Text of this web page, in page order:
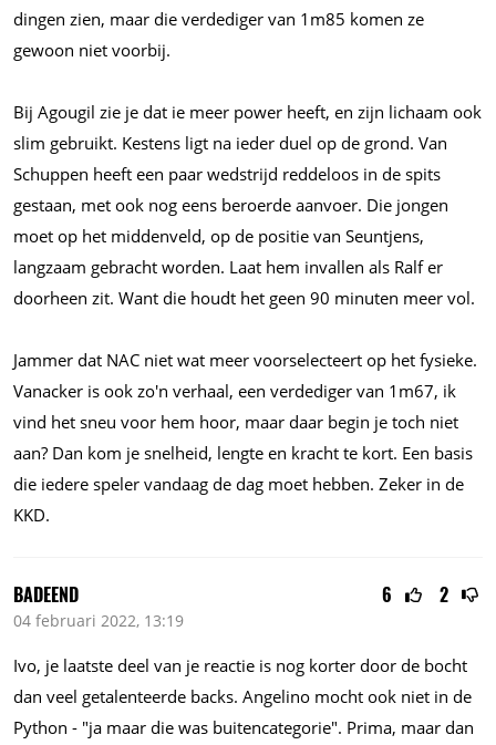
dingen zien, maar die verdediger van 1m85 komen ze
gewoon niet voorbij.
Bij Agougil zie je dat ie meer power heeft, en zijn lichaam ook
slim gebruikt. Kestens ligt na ieder duel op de grond. Van
Schuppen heeft een paar wedstrijd reddeloos in de spits
gestaan, met ook nog eens beroerde aanvoer. Die jongen
moet op het middenveld, op de positie van Seuntjens,
langzaam gebracht worden. Laat hem invallen als Ralf er
doorheen zit. Want die houdt het geen 90 minuten meer vol.
Jammer dat NAC niet wat meer voorselecteert op het fysieke.
Vanacker is ook zo'n verhaal, een verdediger van 1m67, ik
vind het sneu voor hem hoor, maar daar begin je toch niet
aan? Dan kom je snelheid, lengte en kracht te kort. Een basis
die iedere speler vandaag de dag moet hebben. Zeker in de
KKD.
6 2
BADEEND
04 februari 2022, 13:19
Ivo, je laatste deel van je reactie is nog korter door de bocht
dan veel getalenteerde backs. Angelino mocht ook niet in de
Python - "ja maar die was buitencategorie". Prima, maar dan